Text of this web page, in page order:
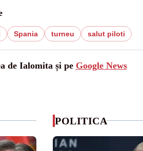
Spania turneu salut piloti
de Ialomita și pe Google News
POLITICA